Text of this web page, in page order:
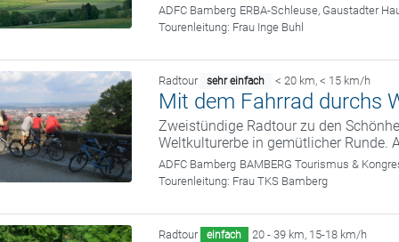
ADFC Bamberg ERBA-Schleuse, Gaustadter
Tourenleitung: Frau Inge Buhl
Radtour sehr einfach < 20 km, < 15 km/h
Mit dem Fahrrad durchs
Zweistündige Radtour zu den
Weltkulturerbe in gemütlicher Runde.
ADFC Bamberg BAMBERG Tourismus &
Tourenleitung: Frau TKS Bamberg
Radtour einfach 20 - 39 km, 15-18 km/h